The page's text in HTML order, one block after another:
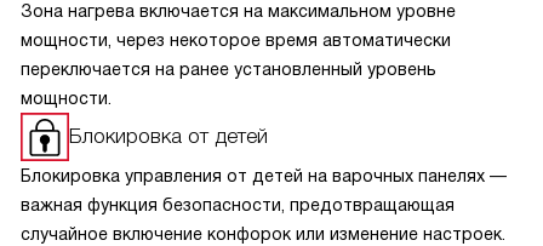
Зона нагрева включается на максимальном уровне
мощности, через некоторое время автоматически
переключается на ранее установленный уровень
мощности.
Блокировка от детей
Блокировка управления от детей на варочных панелях —
важная функция безопасности, предотвращающая
случайное включение конфорок или изменение настроек.